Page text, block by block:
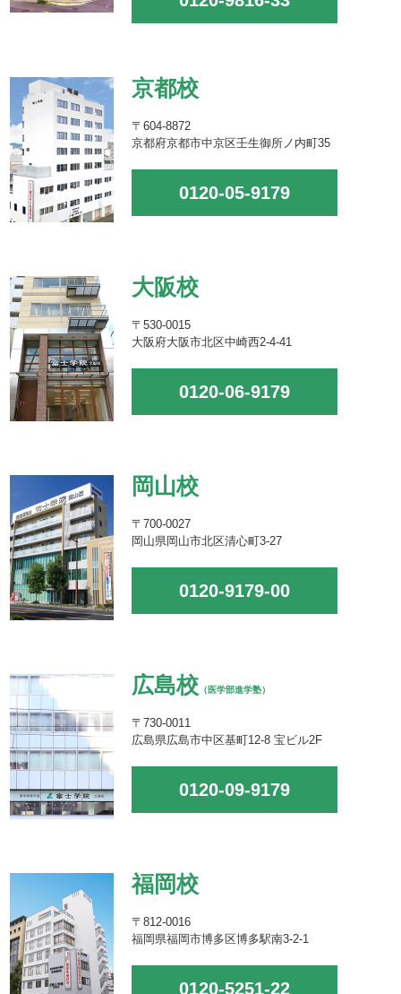
京都校
〒604-8872
京都府京都市中京区壬生御所ノ内町35
0120-05-9179
大阪校
〒530-0015
大阪府大阪市北区中崎西2-4-41
0120-06-9179
岡山校
〒700-0027
岡山県岡山市北区清心町3-27
0120-9179-00
広島校 （医学部進学塾）
〒730-0011
広島県広島市中区基町12-8 宝ビル2F
0120-09-9179
福岡校
〒812-0016
福岡県福岡市博多区博多駅南3-2-1
0120-5251-22